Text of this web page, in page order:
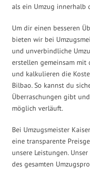
als ein Umzug innerhalb
Um dir einen besseren
bieten wir bei
und unverbindliche
erstellen gemeinsam
und kalkulieren die
Bilbao. So kannst du
Überraschungen gibt
möglich verläuft.
Bei Umzugsmeister
eine transparente
unsere Leistungen.
des gesamten